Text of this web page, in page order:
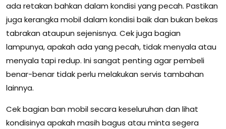
ada retakan bahkan dalam kondisi yang pecah. Pastikan
juga kerangka mobil dalam kondisi baik dan bukan bekas
tabrakan ataupun sejenisnya. Cek juga bagian
lampunya, apakah ada yang pecah, tidak menyala atau
menyala tapi redup. Ini sangat penting agar pembeli
benar-benar tidak perlu melakukan servis tambahan
lainnya.
Cek bagian ban mobil secara keseluruhan dan lihat
kondisinya apakah masih bagus atau minta segera